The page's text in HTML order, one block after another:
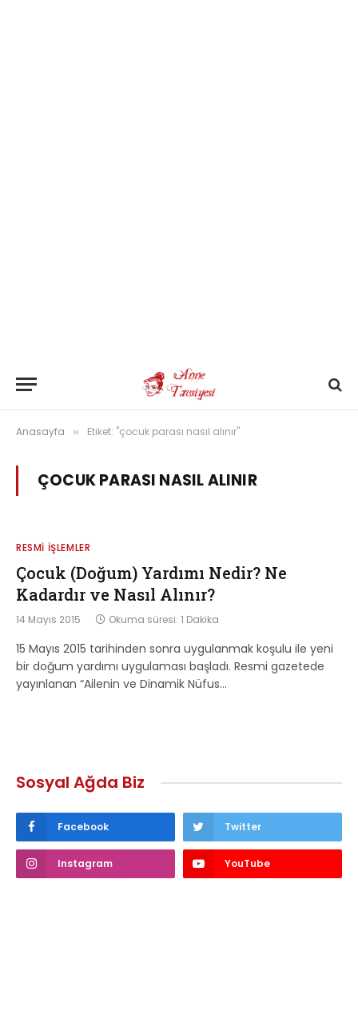
Anasayfa » Etiket: "çocuk parası nasıl alınır"
ÇOCUK PARASI NASIL ALINIR
RESMI İŞLEMLER
Çocuk (Doğum) Yardımı Nedir? Ne
Kadardır ve Nasıl Alınır?
14 Mayıs 2015 Okuma süresi: 1 Dakika
15 Mayıs 2015 tarihinden sonra uygulanmak koşulu ile yeni
bir doğum yardımı uygulaması başladı. Resmi gazetede
yayınlanan “Ailenin ve Dinamik Nüfus…
Sosyal Ağda Biz
Facebook Twitter
Instagram YouTube